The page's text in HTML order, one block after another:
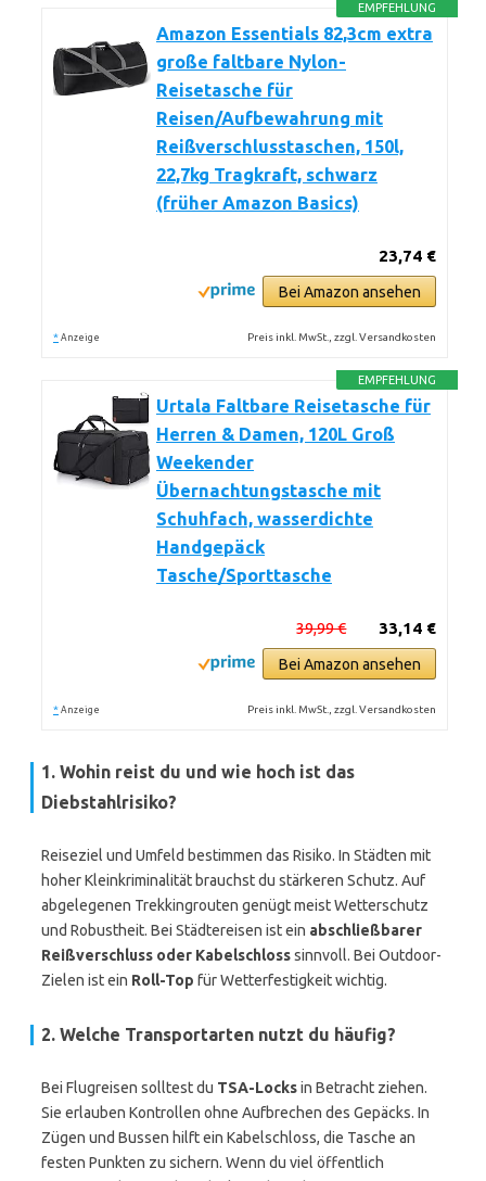
EMPFEHLUNG
Amazon Essentials 82,3cm extra
große faltbare Nylon-
Reisetasche für
Reisen/Aufbewahrung mit
Reißverschlusstaschen, 150l,
22,7kg Tragkraft, schwarz
(früher Amazon Basics)
23,74 €
Bei Amazon ansehen
* Anzeige Preis inkl. MwSt., zzgl. Versandkosten
EMPFEHLUNG
Urtala Faltbare Reisetasche für
Herren & Damen, 120L Groß
Weekender
Übernachtungstasche mit
Schuhfach, wasserdichte
Handgepäck
Tasche/Sporttasche
33,14 €
39,99 €
Bei Amazon ansehen
* Anzeige Preis inkl. MwSt., zzgl. Versandkosten
1. Wohin reist du und wie hoch ist das
Diebstahlrisiko?
Reiseziel und Umfeld bestimmen das Risiko. In Städten mit
hoher Kleinkriminalität brauchst du stärkeren Schutz. Auf
abgelegenen Trekkingrouten genügt meist Wetterschutz
und Robustheit. Bei Städtereisen ist ein abschließbarer
Reißverschluss oder Kabelschlosssinnvoll. Bei Outdoor-
Zielen ist ein Roll-Top für Wetterfestigkeit wichtig.
2. Welche Transportarten nutzt du häufig?
Bei Flugreisen solltest du TSA-Locksin Betracht ziehen.
Sie erlauben Kontrollen ohne Aufbrechen des Gepäcks. In
Zügen und Bussen hilft ein Kabelschloss, die Tasche an
festen Punkten zu sichern. Wenn du viel öffentlich